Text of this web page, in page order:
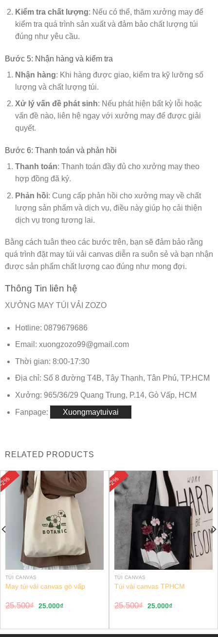
Kiểm tra chất lượng: Nếu có thể, thăm xưởng may để
kiểm tra quá trình sản xuất và đảm bảo chất lượng túi
đúng như yêu cầu.
Bước 5: Nhận hàng và kiểm tra
Nhận hàng: Khi hàng được giao, kiểm tra kỹ lưỡng số
lượng và chất lượng túi.
Xử lý vấn đề phát sinh: Nếu phát hiện bất kỳ lỗi hoặc
vấn đề nào, liên hệ ngay với xưởng may để được giải
quyết.
Bước 6: Thanh toán và phản hồi
Thanh toán: Thanh toán đầy đủ cho xưởng may theo
hợp đồng đã ký.
Phản hồi: Cung cấp phản hồi cho xưởng may về chất
lượng sản phẩm và dịch vụ, điều này giúp họ cải thiện
dịch vụ trong tương lai.
Bằng cách tuân theo các bước trên, bạn sẽ đảm bảo rằng
quá trình đặt may túi vải canvas diễn ra suôn sẻ và bạn nhận
được sản phẩm chất lượng cao đúng như mong đợi.
Thông Tin liên hệ
XƯỞNG MAY TÚI VẢI ZOZO
Hotline: 0879679686
Email: xuongzozo99@gmail.com
Thời gian: 8:00-17:30
Địa chỉ: Số 8 đường T4B, Tây Thạnh, Tân Phú, TP.HCM
Xưởng: 965/36/29 Quang Trung, P.14, Gò Vấp, HCM
Fanpage: Xuongmaytuivai
RELATED PRODUCTS
TÚI CANVAS
May túi vải canvas gò vấp
25.500₫ 25.000₫
-2%
TÚI CANVAS
Túi vải canvas TPHCM
25.500₫ 25.000₫